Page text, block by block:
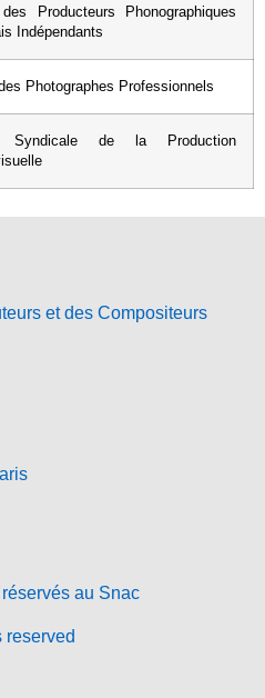
Producteurs Phonographiques
Indépendants
Photographes Professionnels
Syndicale de la Production
et des Compositeurs
au Snac
reserved